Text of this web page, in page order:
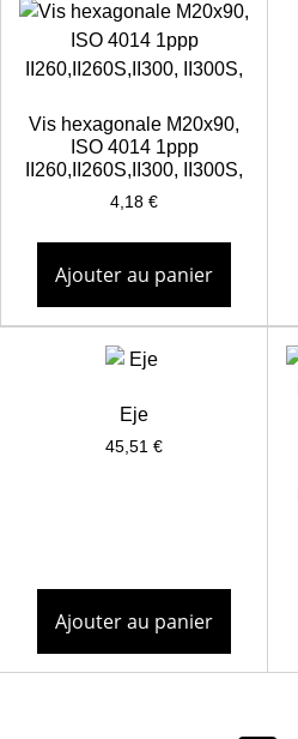
Vis hexagonale M20x90,
ISO 4014 1ppp
II260,II260S,II300, II300S,
4,18 €
Ajouter au panier
Eje
45,51 €
Ajouter au panier